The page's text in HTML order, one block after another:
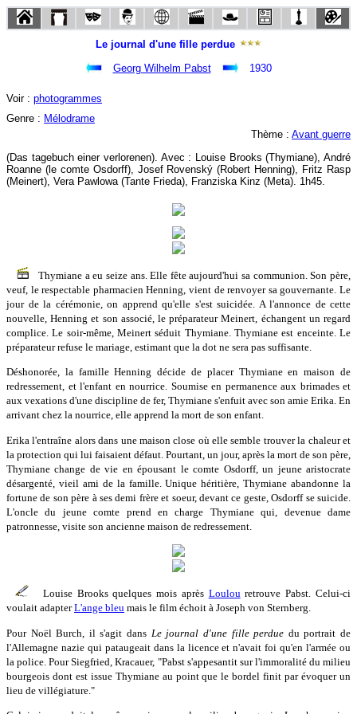
Le journal d'une fille perdue
Georg Wilhelm Pabst
1930
Voir : photogrammes
Genre : Mélodrame
Thème : Avant guerre
(Das tagebuch einer verlorenen). Avec : Louise Brooks (Thymiane), André
Roanne (le comte Osdorff), Josef Rovenský (Robert Henning), Fritz Rasp
(Meinert), Vera Pawlowa (Tante Frieda), Franziska Kinz (Meta). 1h45.
Thymiane a eu seize ans. Elle fête aujourd'hui sa communion. Son père,
veuf, le respectable pharmacien Henning, vient de renvoyer sa gouvernante. Le
jour de la cérémonie, on apprend qu'elle s'est suicidée. A l'annonce de cette
nouvelle, Henning et son associé, le préparateur Meinert, échangent un regard
complice. Le soir-même, Meinert séduit Thymiane. Thymiane est enceinte. Le
préparateur refuse le mariage, estimant que la dot ne sera pas suffisante.
Déshonorée, la famille Henning décide de placer Thymiane en maison de
redressement, et l'enfant en nourrice. Soumise en permanence aux brimades et
aux vexations d'une discipline de fer, Thymiane s'enfuit avec son amie Erika. En
arrivant chez la nourrice, elle apprend la mort de son enfant.
Erika l'entraîne alors dans une maison close où elle semble trouver la chaleur et
la protection qui lui faisaient défaut. Pourtant, un jour, après la mort de son père,
Thymiane change de vie en épousant le comte Osdorff, un jeune aristocrate
désargenté, vieil ami de la famille. Unique héritière, Thymiane abandonne la
fortune de son père à ses demi frère et soeur, devant ce geste, Osdorff se suicide.
L'oncle du jeune comte prend en charge Thymiane qui, devenue dame
patronnesse, visite son ancienne maison de redressement.
Louise Brooks quelques mois après Loulouretrouve Pabst. Celui-ci
voulait adapterL'ange bleu mais le film échoit à Joseph von Sternberg.
Pour Noël Burch, il s'agit dans Le journal d'une fille perdue du portrait de
l'Allemagne nazie qui pataugeait dans la licence et n'avait foi qu'en l'armée ou
la police. Pour Siegfried, Kracauer, "Pabst s'appesantit sur l'immoralité du milieu
bourgeois dont est issue Thymiane au point que le bordel finit par évoquer un
lieu de villégiature."